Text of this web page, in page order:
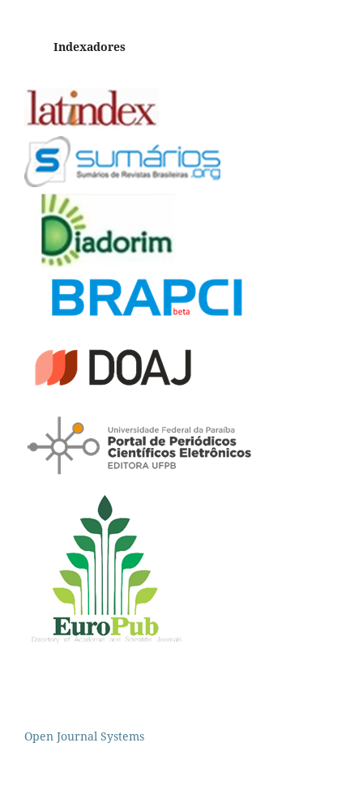
Indexadores
Open Journal Systems